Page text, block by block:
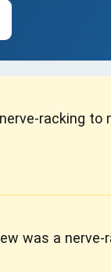
racking to
was a nerve-